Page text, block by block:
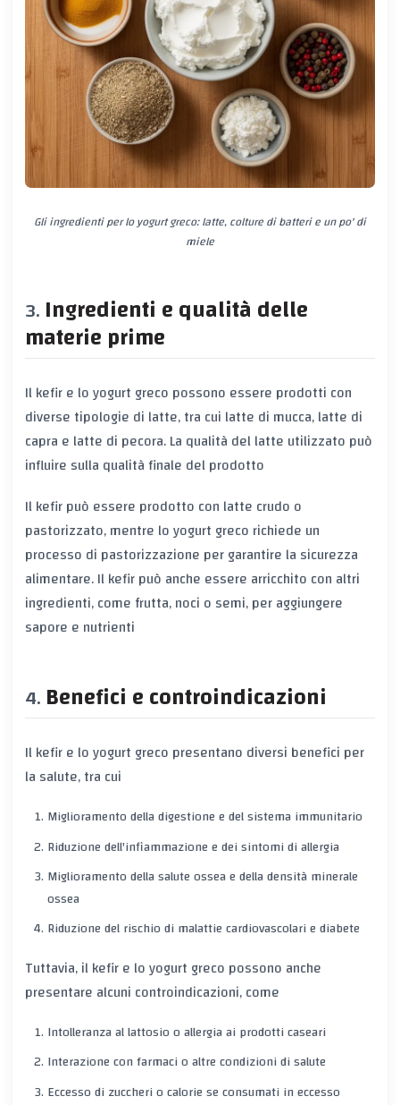
Gli ingredienti per lo yogurt greco: latte, colture di batteri e un po' di
miele
Ingredienti e qualità delle
materie prime
Il kefir e lo yogurt greco possono essere prodotti con
diverse tipologie di latte, tra cui latte di mucca, latte di
capra e latte di pecora. La qualità del latte utilizzato può
influire sulla qualità finale del prodotto
Il kefir può essere prodotto con latte crudo o
pastorizzato, mentre lo yogurt greco richiede un
processo di pastorizzazione per garantire la sicurezza
alimentare. Il kefir può anche essere arricchito con altri
ingredienti, come frutta, noci o semi, per aggiungere
sapore e nutrienti
Benefici e controindicazioni
Il kefir e lo yogurt greco presentano diversi benefici per
la salute, tra cui
Miglioramento della digestione e del sistema immunitario
Riduzione dell'infiammazione e dei sintomi di allergia
Miglioramento della salute ossea e della densità minerale
ossea
Riduzione del rischio di malattie cardiovascolari e diabete
Tuttavia, il kefir e lo yogurt greco possono anche
presentare alcuni controindicazioni, come
Intolleranza al lattosio o allergia ai prodotti caseari
Interazione con farmaci o altre condizioni di salute
Eccesso di zuccheri o calorie se consumati in eccesso